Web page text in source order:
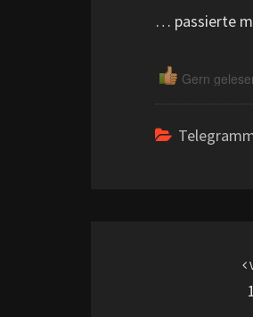
… passierte
Gern